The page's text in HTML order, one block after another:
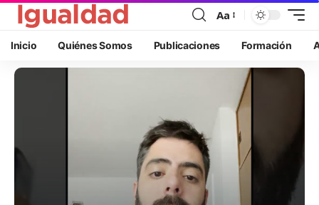
Aa
Inicio Quiénes Somos Publicaciones Formación